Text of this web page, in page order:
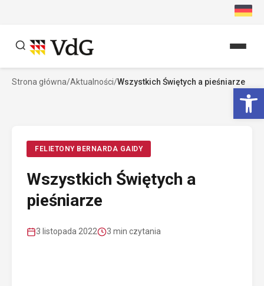
Szukaj
Strona główna/Aktualności/Wszystkich Świętych a pieśniarze
FELIETONY BERNARDA GAIDY
Wszystkich Świętych a
pieśniarze
3 listopada 2022 3 min czytania